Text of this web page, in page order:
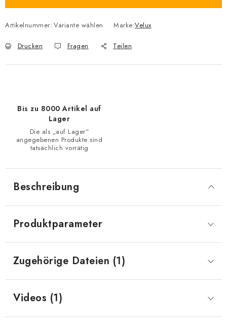
Artikelnummer: Variante wählen Marke:Velux
Drucken Fragen Teilen
Bis zu 8000 Artikel auf
Lager
Die als „auf Lager“
angegebenen Produkte sind
tatsächlich vorrätig
Beschreibung
Produktparameter
Zugehörige Dateien (1)
Videos (1)